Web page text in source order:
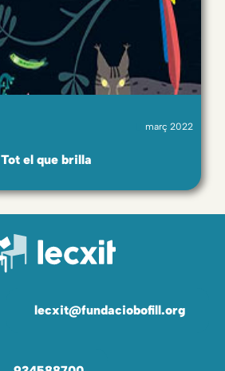
març 2022
Tot el que brilla
lecxit@fundaciobofill.org